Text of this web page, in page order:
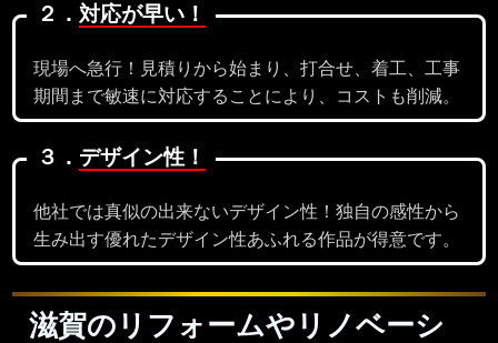
２． 対応が早い！
現場へ急行！見積りから始まり、打合せ、着工、工事
期間まで敏速に対応することにより、コストも削減。
３． デザイン性！
他社では真似の出来ないデザイン性！独自の感性から
生み出す優れたデザイン性あふれる作品が得意です。
滋賀のリフォームやリノベーシ